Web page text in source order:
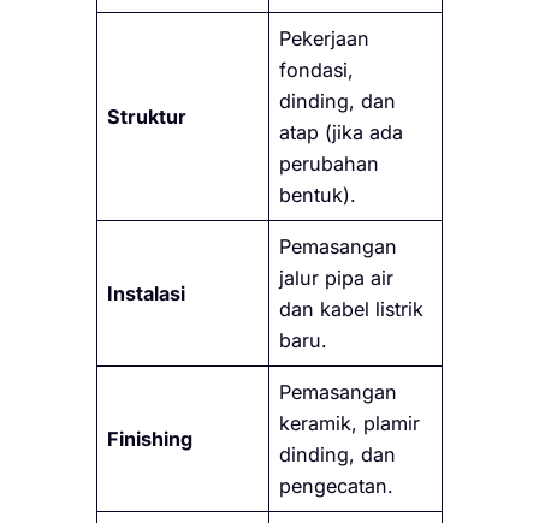
Struktur
Pekerjaan
fondasi,
dinding, dan
atap (jika ada
perubahan
bentuk).
Instalasi
Pemasangan
jalur pipa air
dan kabel listrik
baru.
Finishing
Pemasangan
keramik, plamir
dinding, dan
pengecatan.